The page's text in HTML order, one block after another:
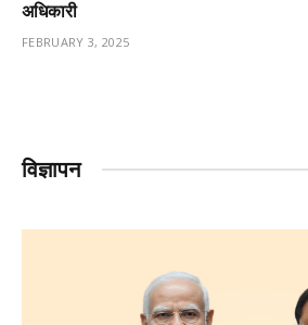
अधिकारी
FEBRUARY 3, 2025
विज्ञापन